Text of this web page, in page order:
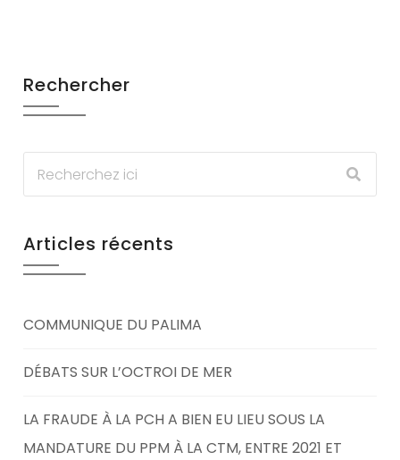
Rechercher
Articles récents
COMMUNIQUE DU PALIMA
DÉBATS SUR L’OCTROI DE MER
LA FRAUDE À LA PCH A BIEN EU LIEU SOUS LA
MANDATURE DU PPM À LA CTM, ENTRE 2021 ET